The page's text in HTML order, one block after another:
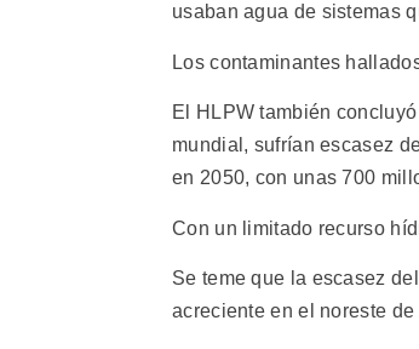
usaban agua de sistemas
Los contaminantes
El HLPW también
mundial, sufrían escasez
en 2050, con unas 700
Con un limitado recurso
Se teme que la escasez
acreciente en el noreste